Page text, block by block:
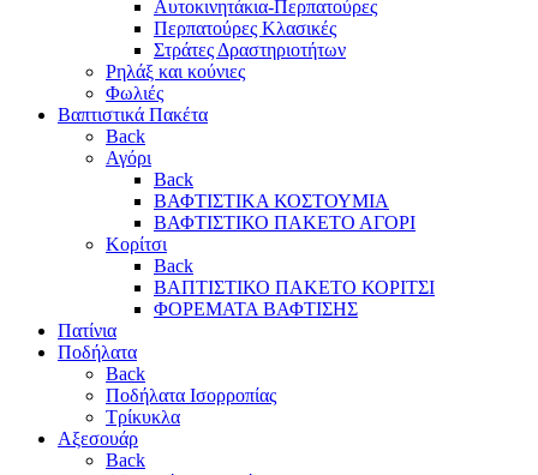
Αυτοκινητάκια-Περπατούρες
Περπατούρες Κλασικές
Στράτες Δραστηριοτήτων
Ρηλάξ και κούνιες
Φωλιές
Βαπτιστικά Πακέτα
Back
Αγόρι
Back
ΒΑΦΤΙΣΤΙΚΑ ΚΟΣΤΟΥΜΙΑ
ΒΑΦΤΙΣΤΙΚΟ ΠΑΚΕΤΟ ΑΓΟΡΙ
Κορίτσι
Back
ΒΑΠΤΙΣΤΙΚΟ ΠΑΚΕΤΟ ΚΟΡΙΤΣΙ
ΦΟΡΕΜΑΤΑ ΒΑΦΤΙΣΗΣ
Πατίνια
Ποδήλατα
Back
Ποδήλατα Ισορροπίας
Τρίκυκλα
Αξεσουάρ
Back